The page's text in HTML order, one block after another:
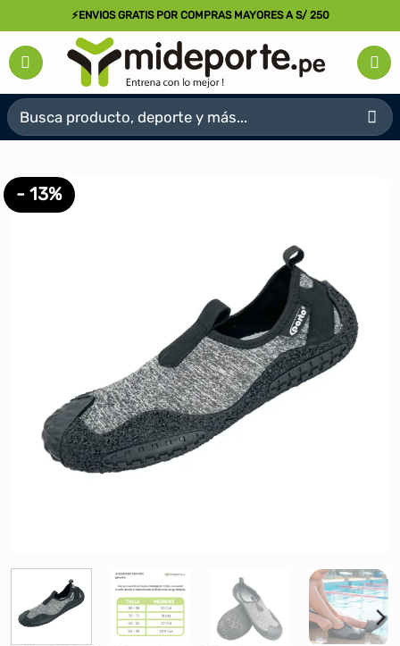
al
contenido
⚡ENVIOS GRATIS POR COMPRAS MAYORES A S/ 250
Buscar
por:
- 13%